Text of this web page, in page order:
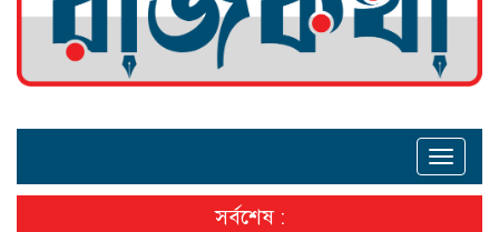
Toggle
সর্বশেষ :